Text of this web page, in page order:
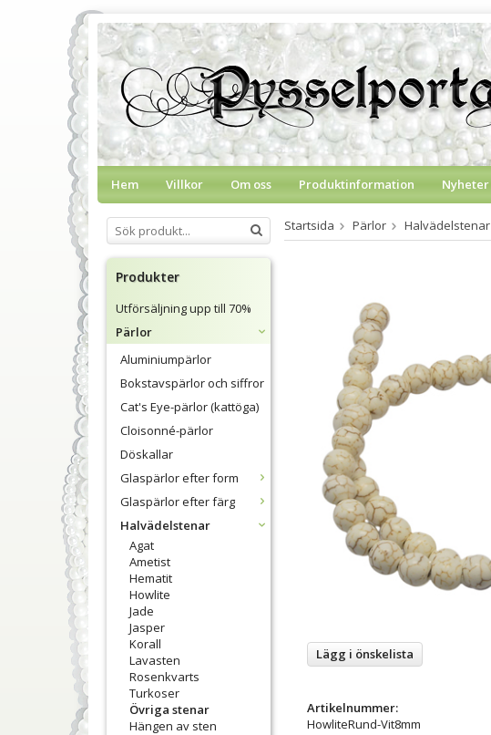
Hem Villkor Om oss Produktinformation Nyheter
Produkter
Utförsäljning upp till 70%
Pärlor
Aluminiumpärlor
Bokstavspärlor och siffror
Cat's Eye-pärlor (kattöga)
Cloisonné-pärlor
Döskallar
Glaspärlor efter form
Glaspärlor efter färg
Halvädelstenar
Agat
Ametist
Hematit
Howlite
Jade
Jasper
Korall
Lavasten
Rosenkvarts
Turkoser
Övriga stenar
Hängen av sten
Startsida Pärlor Halvädelstenar
Lägg i önskelista
Artikelnummer:
HowliteRund-Vit8mm